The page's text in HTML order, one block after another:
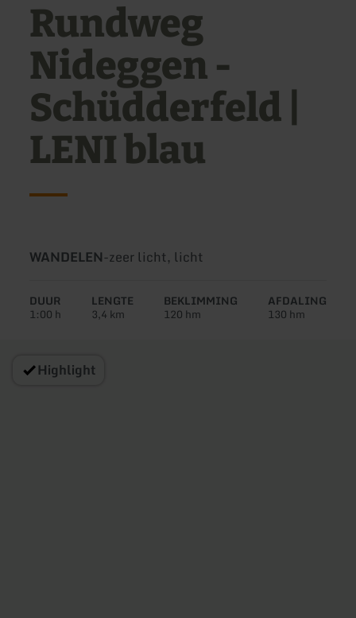
Rundweg
Nideggen -
Schüdderfeld |
LENI blau
Soort
WANDELEN-Moeilijkheidsgraad:
zeer licht, licht
DUUR
1:00 h
LENGTE
3,4 km
BEKLIMMING
120 hm
AFDALING
130 hm
Highlight